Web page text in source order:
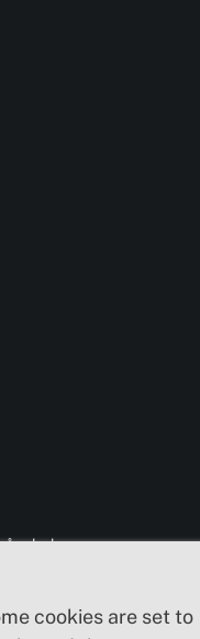
cookies are set to